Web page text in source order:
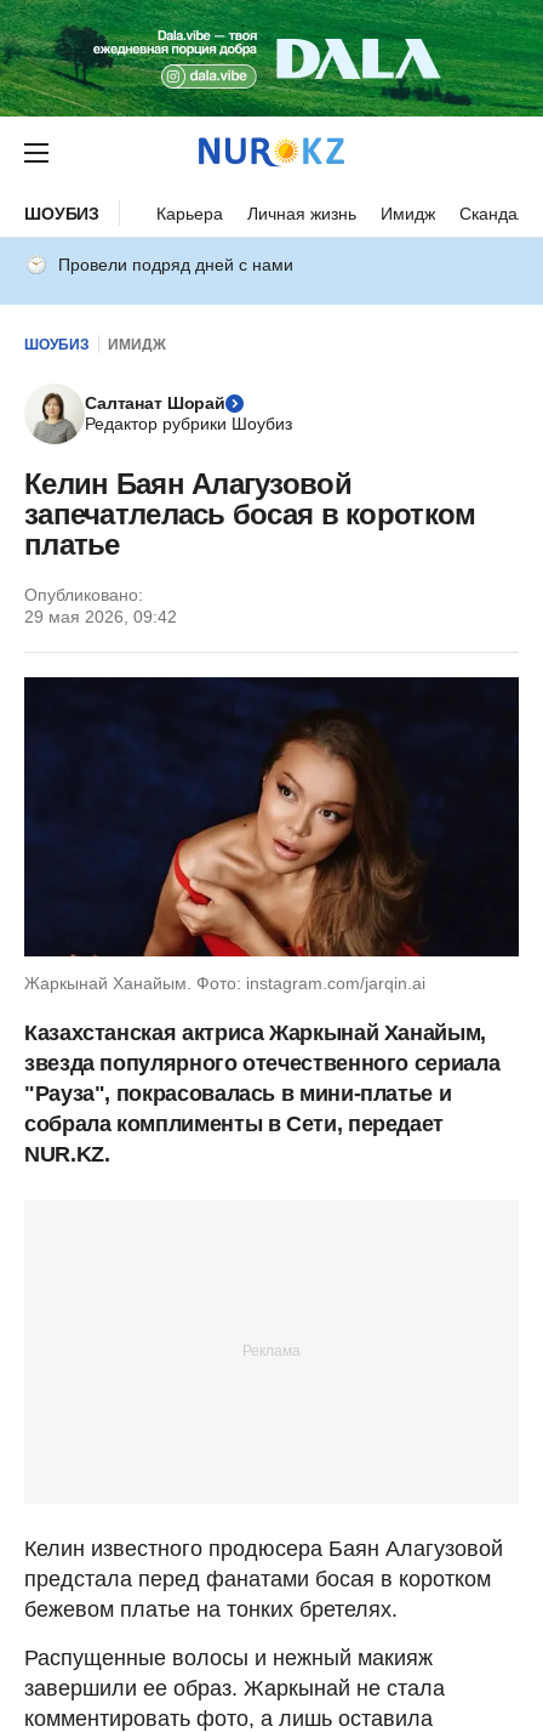
ШОУБИЗ Карьера Личная жизнь Имидж Скандалы
Провели подряд дней с нами
ШОУБИЗ ИМИДЖ
Салтанат Шорай
Редактор рубрики Шоубиз
Келин Баян Алагузовой
запечатлелась босая в коротком
платье
Опубликовано:
29 мая 2026, 09:42
Жаркынай Ханайым. Фото: instagram.com/jarqin.ai
Казахстанская актриса Жаркынай Ханайым,
звезда популярного отечественного сериала
"Рауза", покрасовалась в мини-платье и
собрала комплименты в Сети, передает
NUR.KZ.
Келин известного продюсера Баян Алагузовой
предстала перед фанатами босая в коротком
бежевом платье на тонких бретелях.
Распущенные волосы и нежный макияж
завершили ее образ. Жаркынай не стала
комментировать фото, а лишь оставила